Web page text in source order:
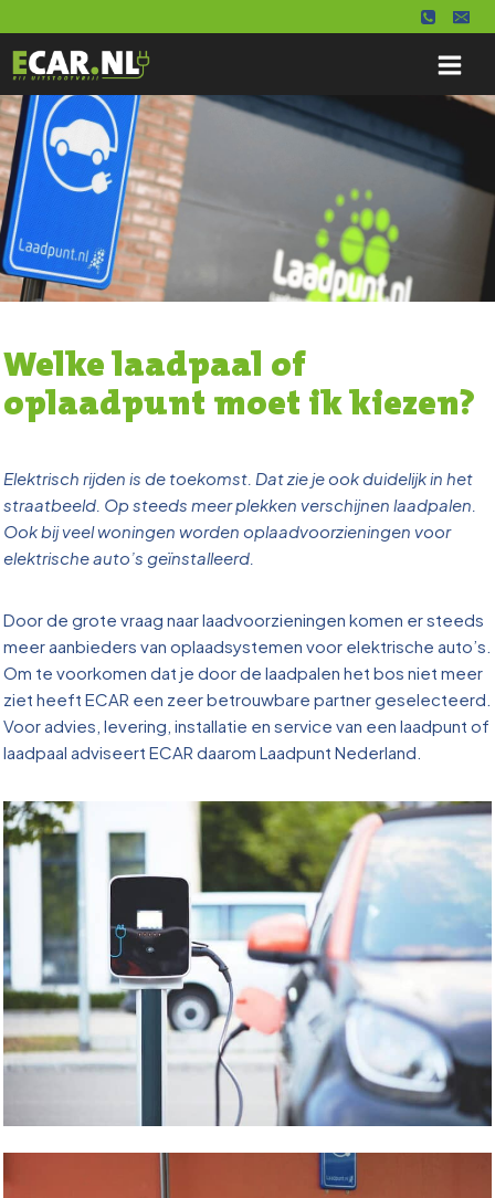
naar
inhoud
Welke laadpaal of
oplaadpunt moet ik kiezen?
Elektrisch rijden is de toekomst. Dat zie je ook duidelijk in het
straatbeeld. Op steeds meer plekken verschijnen laadpalen.
Ook bij veel woningen worden oplaadvoorzieningen voor
elektrische auto’s geïnstalleerd.
Door de grote vraag naar laadvoorzieningen komen er steeds
meer aanbieders van oplaadsystemen voor elektrische auto’s.
Om te voorkomen dat je door de laadpalen het bos niet meer
ziet heeft ECAR een zeer betrouwbare partner geselecteerd.
Voor advies, levering, installatie en service van een laadpunt of
laadpaal adviseert ECAR daarom Laadpunt Nederland.